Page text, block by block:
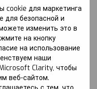
cookie для маркетинга
для безопасной и
изменить это в
на кнопку
на использование
наши
Clarity, чтобы
веб-сайтом.
підвищує
корозійну
та хімічно-
не потребує
або